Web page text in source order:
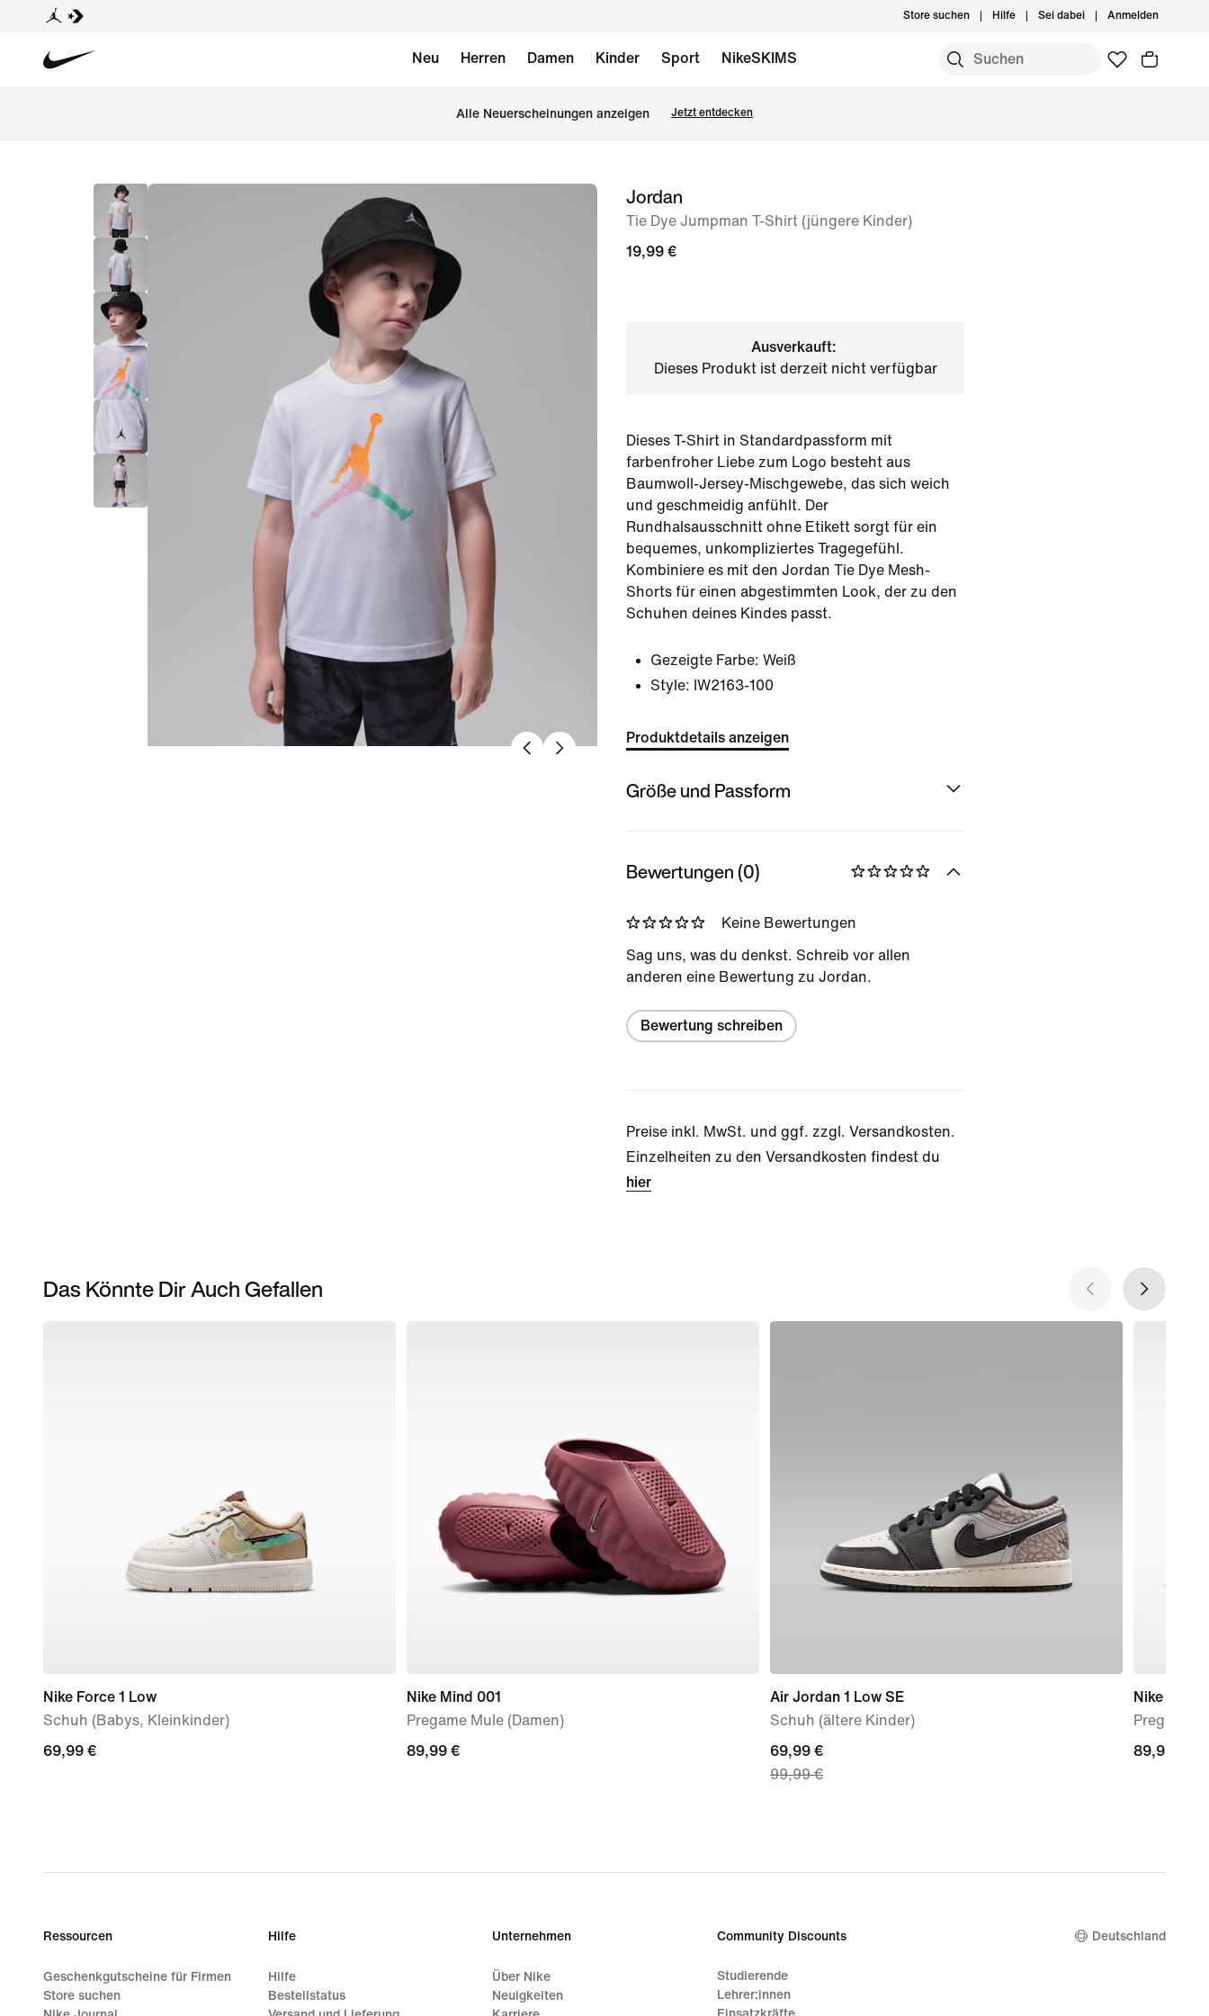
Store suchen Hilfe Sei dabei Anmelden
Neu Herren Damen Kinder Sport NikeSKIMS
Alle Neuerscheinungen anzeigen Jetzt entdecken
Bild 1Jordan
Tie Dye Jumpman T-Shirt (jüngere Kinder)
19,99 €
Ausverkauft:
Dieses Produkt ist derzeit nicht verfügbar
Dieses T-Shirt in Standardpassform mit
farbenfroher Liebe zum Logo besteht aus
Baumwoll-Jersey-Mischgewebe, das sich weich
und geschmeidig anfühlt. Der
Rundhalsausschnitt ohne Etikett sorgt für ein
bequemes, unkompliziertes Tragegefühl.
Kombiniere es mit den Jordan Tie Dye Mesh-
Shorts für einen abgestimmten Look, der zu den
Schuhen deines Kindes passt.
Gezeigte Farbe: Weiß
Style: IW2163-100
Produktdetails anzeigen
Größe und Passform
Bewertungen (0)
Keine Bewertungen
Sag uns, was du denkst. Schreib vor allen
anderen eine Bewertung zu Jordan.
Bewertung schreiben
Preise inkl. MwSt. und ggf. zzgl. Versandkosten.
Einzelheiten zu den Versandkosten findest du
hier
Das Könnte Dir Auch Gefallen
Nike Force 1 Low
Schuh (Babys, Kleinkinder)
69,99 €
69,99 €
Nike Mind 001
Pregame Mule (Damen)
89,99 €
89,99 €
Air Jordan 1 Low SE
Schuh (ältere Kinder)
current
price
99,99 €
69,99 €
99,99 €
Nike Mind
Pregame
89,99 €
89,99 €
Ressourcen
Geschenkgutscheine für Firmen
Store suchen
Hilfe
Hilfe
Bestellstatus
Unternehmen
Über Nike
Neuigkeiten
Community Discounts
Studierende
Lehrer:innen
Einsatzkräfte
Deutschland